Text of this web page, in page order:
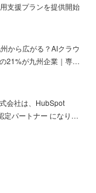
支援プランを提供開始
から広がる？AIクラウ
21%が九州企業｜専…
会社は、HubSpot
定パートナー になり…